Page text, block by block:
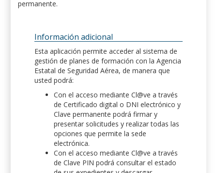
permanente.
Información adicional
Esta aplicación permite acceder al sistema de
gestión de planes de formación con la Agencia
Estatal de Seguridad Aérea, de manera que
usted podrá:
Con el acceso mediante Cl@ve a través
de Certificado digital o DNI electrónico y
Clave permanente podrá firmar y
presentar solicitudes y realizar todas las
opciones que permite la sede
electrónica.
Con el acceso mediante Cl@ve a través
de Clave PIN podrá consultar el estado